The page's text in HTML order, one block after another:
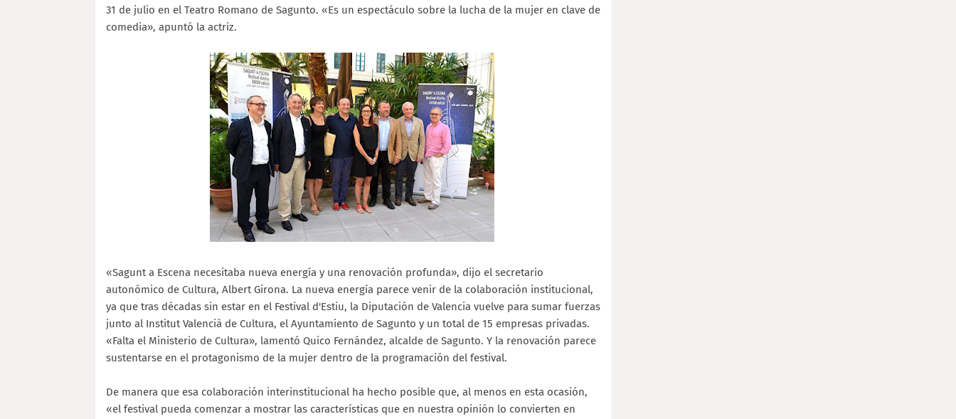
31 de julio en el Teatro Romano de Sagunto. «Es un espectáculo sobre la lucha de la mujer en clave de
comedia», apuntó la actriz.
«Sagunt a Escena necesitaba nueva energía y una renovación profunda», dijo el secretario
autonómico de Cultura, Albert Girona. La nueva energía parece venir de la colaboración institucional,
ya que tras décadas sin estar en el Festival d'Estiu, la Diputación de Valencia vuelve para sumar fuerzas
junto al Institut Valencià de Cultura, el Ayuntamiento de Sagunto y un total de 15 empresas privadas.
«Falta el Ministerio de Cultura», lamentó Quico Fernández, alcalde de Sagunto. Y la renovación parece
sustentarse en el protagonismo de la mujer dentro de la programación del festival.
De manera que esa colaboración interinstitucional ha hecho posible que, al menos en esta ocasión,
«el festival pueda comenzar a mostrar las características que en nuestra opinión lo convierten en